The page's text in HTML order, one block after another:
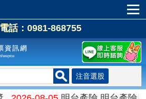
話：0981-868755
資訊網
price